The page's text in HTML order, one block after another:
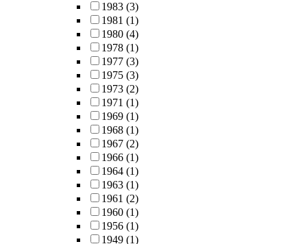
1983 (3)
1981 (1)
1980 (4)
1978 (1)
1977 (3)
1975 (3)
1973 (2)
1971 (1)
1969 (1)
1968 (1)
1967 (2)
1966 (1)
1964 (1)
1963 (1)
1961 (2)
1960 (1)
1956 (1)
1949 (1)